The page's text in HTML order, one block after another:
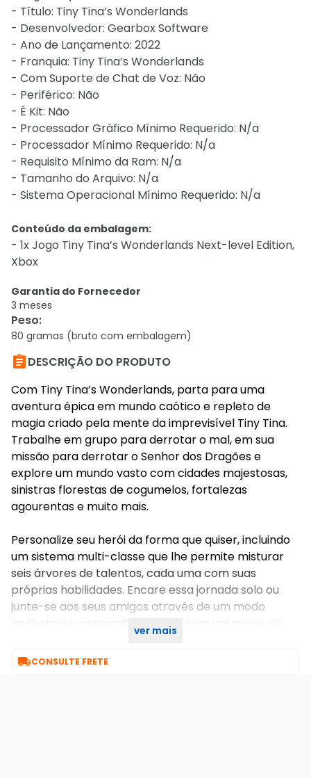
- Título: Tiny Tina’s Wonderlands
- Desenvolvedor: Gearbox Software
- Ano de Lançamento: 2022
- Franquia: Tiny Tina’s Wonderlands
- Com Suporte de Chat de Voz: Não
- Periférico: Não
- É Kit: Não
- Processador Gráfico Mínimo Requerido: N/a
- Processador Mínimo Requerido: N/a
- Requisito Mínimo da Ram: N/a
- Tamanho do Arquivo: N/a
- Sistema Operacional Mínimo Requerido: N/a
Conteúdo da embalagem:
- 1x Jogo Tiny Tina’s Wonderlands Next-level Edition,
Xbox
Garantia do Fornecedor
3 meses
Peso:
80 gramas (bruto com embalagem)
DESCRIÇÃO DO PRODUTO
Com Tiny Tina’s Wonderlands, parta para uma
aventura épica em mundo caótico e repleto de
magia criado pela mente da imprevisível Tiny Tina.
Trabalhe em grupo para derrotar o mal, em sua
missão para derrotar o Senhor dos Dragões e
explore um mundo vasto com cidades majestosas,
sinistras florestas de cogumelos, fortalezas
agourentas e muito mais.
Personalize seu herói da forma que quiser, incluindo
um sistema multi-classe que lhe permite misturar
seis árvores de talentos, cada uma com suas
próprias habilidades. Encare essa jornada solo ou
junte-se aos seus amigos através de um modo
multiplayer cooperativo insano com um grupo de
ver mais
CONSULTE FRETE